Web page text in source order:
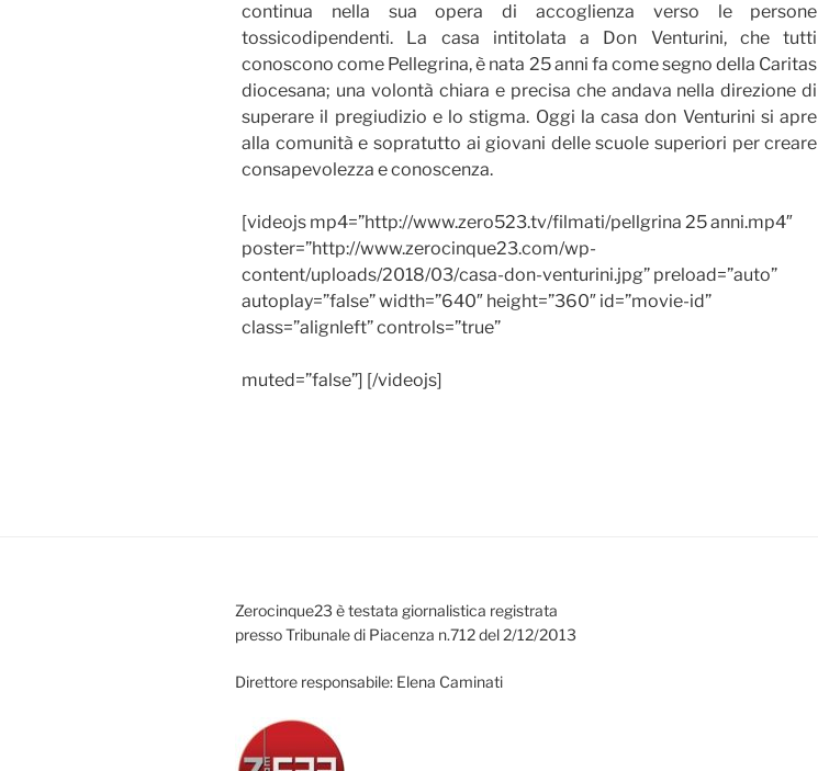
continua nella sua opera di accoglienza verso le persone
tossicodipendenti. La casa intitolata a Don Venturini, che tutti
conoscono come Pellegrina, è nata 25 anni fa come segno della Caritas
diocesana; una volontà chiara e precisa che andava nella direzione di
superare il pregiudizio e lo stigma. Oggi la casa don Venturini si apre
alla comunità e sopratutto ai giovani delle scuole superiori per creare
consapevolezza e conoscenza.
[videojs mp4=”http://www.zero523.tv/filmati/pellgrina 25 anni.mp4″
poster=”http://www.zerocinque23.com/wp-
content/uploads/2018/03/casa-don-venturini.jpg” preload=”auto”
autoplay=”false” width=”640″ height=”360″ id=”movie-id”
class=”alignleft” controls=”true”
muted=”false”] [/videojs]
Zerocinque23 è testata giornalistica registrata
presso Tribunale di Piacenza n.712 del 2/12/2013
Direttore responsabile: Elena Caminati